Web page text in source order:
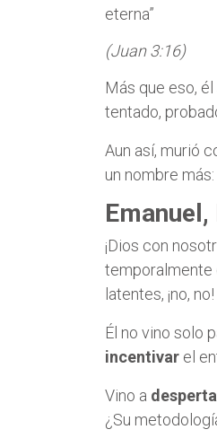
eterna”
(Juan 3:16)
Más que eso,
tentado,
Aun así, murió
un nombre más:
¡Dios con
temporalmente
latentes, ¡no,
Él no vino solo
incentivar el
Vino a
¿Su